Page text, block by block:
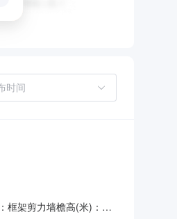
架剪力墙檐高(米)：